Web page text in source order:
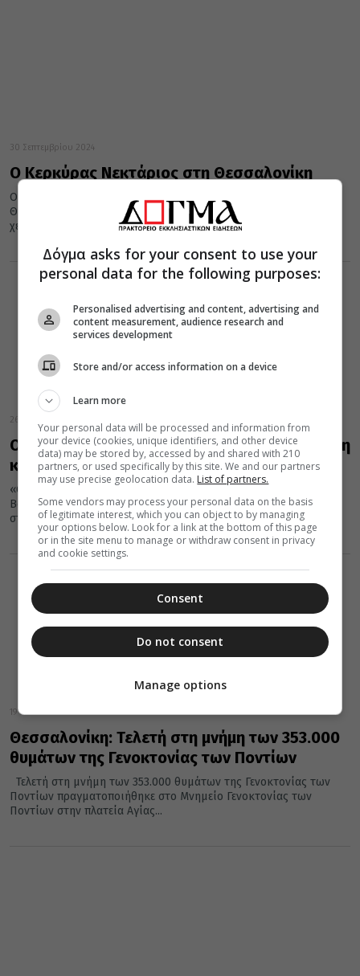
30 Σεπτεμβρίου 2024
Ο Κερκύρας Νεκτάριος στη Θεσσαλονίκη
Ο Σεβ. Μητροπολίτης Κερκύρας κ. Νεκτάριος μετέβη στη
Θεσσαλονίκη συνοδεύοντας το Ιερό Λείψανο της αγίας δεξιάς
χείρας του Αγίου...
26 Σεπτεμβρίου 2024
Οικουμενικός Πατριάρχης: Ο Θεός είναι αγάπη
και είναι πρώτη προτεραιότητα
«Ο Θεός αγάπη εστί», υπογράμμισε ο Οικουμενικός Πατριάρχης
Βαρθολομαίος, χοροστατώντας το πρωί στη Θεία Λειτουργία,
στον μητροπολιτικό Ιερό Ναό...
19 Μαΐου 2024
Θεσσαλονίκη: Τελετή στη μνήμη των 353.000
θυμάτων της Γενοκτονίας των Ποντίων
Τελετή στη μνήμη των 353.000 θυμάτων της Γενοκτονίας των
Ποντίων πραγματοποιήθηκε στο Μνημείο Γενοκτονίας των
Ποντίων στην πλατεία Αγίας...
Δόγμα asks for your consent to use your
personal data for the following purposes:
Personalised advertising and content, advertising and
content measurement, audience research and
services development
Store and/or access information on a device
Learn more
Your personal data will be processed and information from
your device (cookies, unique identifiers, and other device
data) may be stored by, accessed by and shared with 210
partners, or used specifically by this site. We and our partners
may use precise geolocation data. List of partners.
Some vendors may process your personal data on the basis
of legitimate interest, which you can object to by managing
your options below. Look for a link at the bottom of this page
or in the site menu to manage or withdraw consent in privacy
and cookie settings.
Consent
Do not consent
Manage options